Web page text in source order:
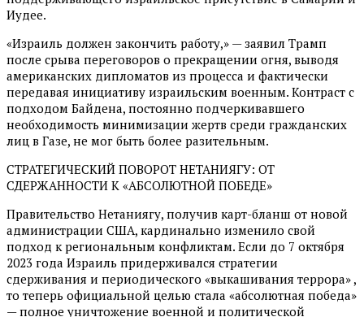
Иудее.
«Израиль должен закончить работу,» — заявил Трамп
после срыва переговоров о прекращении огня, выводя
американских дипломатов из процесса и фактически
передавая инициативу израильским военным. Контраст с
подходом Байдена, постоянно подчеркивавшего
необходимость минимизации жертв среди гражданских
лиц в Газе, не мог быть более разительным.
СТРАТЕГИЧЕСКИЙ ПОВОРОТ НЕТАНИЯГУ: ОТ
СДЕРЖАННОСТИ К «АБСОЛЮТНОЙ ПОБЕДЕ»
Правительство Нетаниягу, получив карт-бланш от новой
администрации США, кардинально изменило свой
подход к региональным конфликтам. Если до 7 октября
2023 года Израиль придерживался стратегии
сдерживания и периодического «выкашивания террора» ,
то теперь официальной целью стала «абсолютная победа»
— полное уничтожение военной и политической